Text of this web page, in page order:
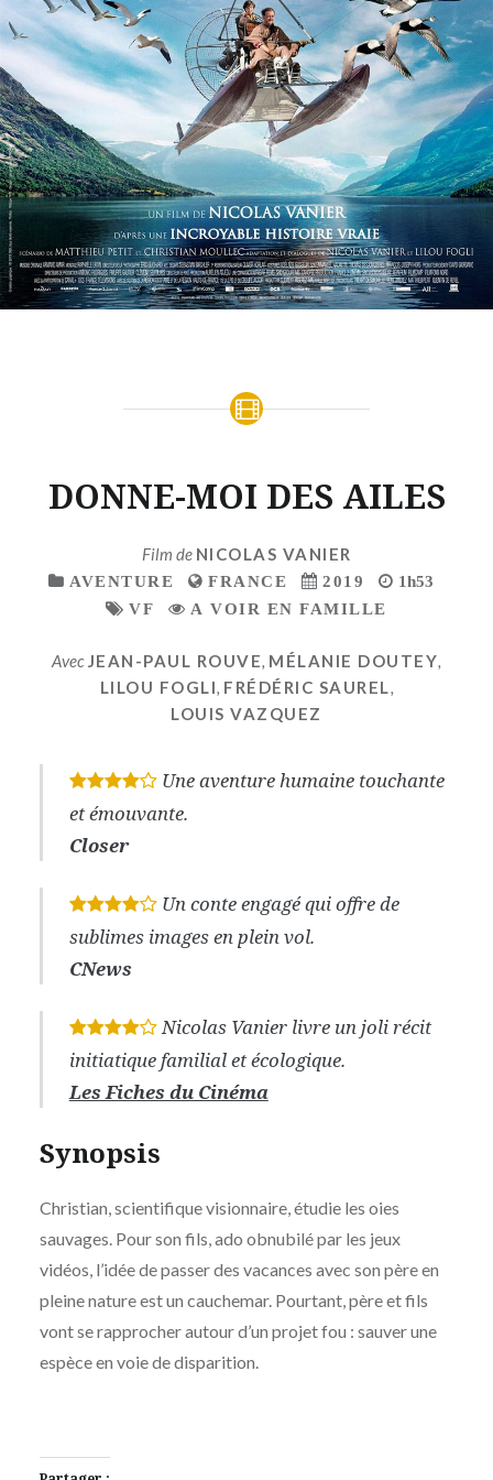
DONNE-MOI DES AILES
Film de NICOLAS VANIER
AVENTURE FRANCE 2019
1h53
VF
A VOIR EN FAMILLE
AvecJEAN-PAUL ROUVE, MÉLANIE DOUTEY,
LILOU FOGLI, FRÉDÉRIC SAUREL,
LOUIS VAZQUEZ
* * * *
Une aventure humaine touchante
et émouvante.
Closer
* * * *
Un conte engagé qui offre de
sublimes images en plein vol.
CNews
* * * *
Nicolas Vanier livre un joli récit
initiatique familial et écologique.
Les Fiches du Cinéma
Synopsis
Christian, scientifique visionnaire, étudie les oies
sauvages. Pour son fils, ado obnubilé par les jeux
vidéos, l’idée de passer des vacances avec son père en
pleine nature est un cauchemar. Pourtant, père et fils
vont se rapprocher autour d’un projet fou : sauver une
espèce en voie de disparition.